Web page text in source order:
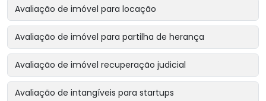
Avaliação de imóvel para locação
Avaliação de imóvel para partilha de herança
Avaliação de imóvel recuperação judicial
Avaliação de intangíveis para startups